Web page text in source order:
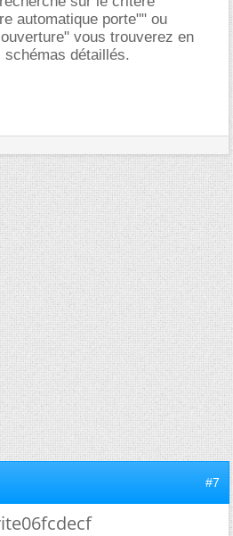
automatique porte"" ou
vous trouverez en
schémas détaillés.
#7